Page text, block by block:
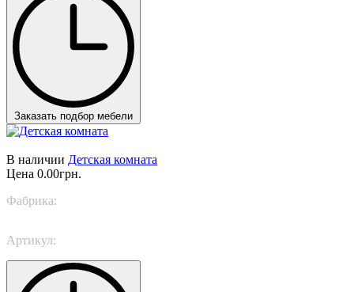
Заказать подбор мебели
В наличии Детская комната
Цена 0.00грн.
Фабрика:
Артикул: